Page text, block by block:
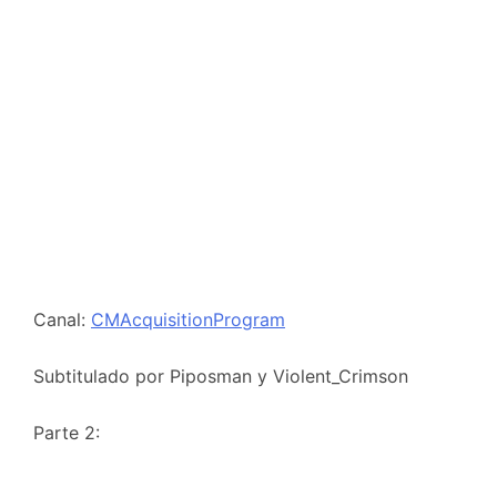
Canal: CMAcquisitionProgram
Subtitulado por Piposman y Violent_Crimson
Parte 2: